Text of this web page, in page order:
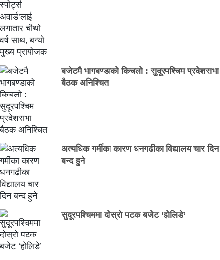
बजेटमै भागबण्डाको किचलो : सुदूरपश्चिम प्रदेशसभा
बैठक अनिश्चित
अत्यधिक गर्मीका कारण धनगढीका विद्यालय चार दिन
बन्द हुने
सुदूरपश्चिममा दोस्रो पटक बजेट ‘होलिडे’